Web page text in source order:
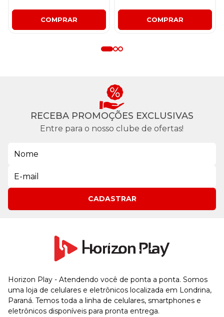
COMPRAR COMPRAR
RECEBA PROMOÇÕES EXCLUSIVAS
Entre para o nosso clube de ofertas!
CADASTRAR
Horizon Play - Atendendo você de ponta a ponta. Somos
uma loja de celulares e eletrônicos localizada em Londrina,
Paraná. Temos toda a linha de celulares, smartphones e
eletrônicos disponíveis para pronta entrega.